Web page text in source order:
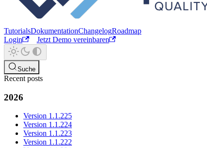
TutorialsDokumentationChangelogRoadmap
Login
Jetzt Demo vereinbaren
Suche
Recent posts
2026
Version 1.1.225
Version 1.1.224
Version 1.1.223
Version 1.1.222